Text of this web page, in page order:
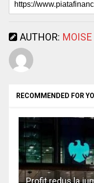
AUTHOR:
RECOMMENDED FOR